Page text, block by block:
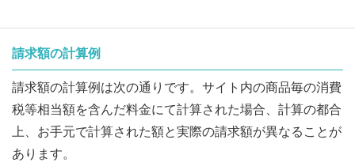
請求額の計算例
請求額の計算例は次の通りです。サイト内の商品毎の消費
税等相当額を含んだ料金にて計算された場合、計算の都合
上、お手元で計算された額と実際の請求額が異なることが
あります。